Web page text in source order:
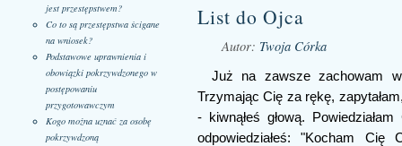
jest przestępstwem?
Co to są przestępstwa ścigane
na wniosek?
Podstawowe uprawnienia i
obowiązki pokrzywdzonego w
postępowaniu
przygotowawczym
Kogo można uznać za osobę
pokrzywdzoną
List do Ojca
Autor: Twoja Córka
Już na zawsze zachowam
Trzymając Cię za rękę,
- kiwnąłeś głową.
odpowiedziałeś: "Kocham Cię